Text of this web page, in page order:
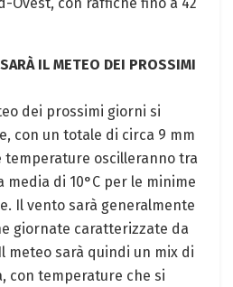
IL METEO DEI PROSSIMI
dei prossimi giorni si
con un totale di circa 9 mm
temperature oscilleranno tra
media di 10°C per le minime
Il vento sarà generalmente
giornate caratterizzate da
meteo sarà quindi un mix di
con temperature che si